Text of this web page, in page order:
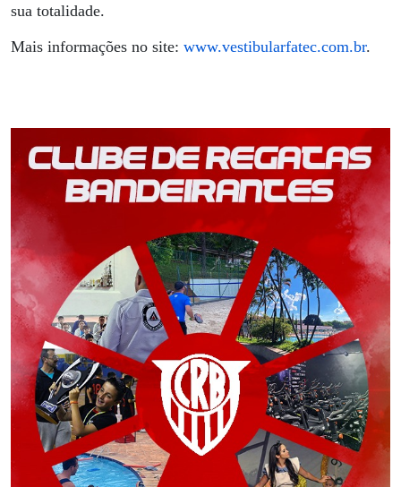
sua totalidade.
Mais informações no site: www.vestibularfatec.com.br.